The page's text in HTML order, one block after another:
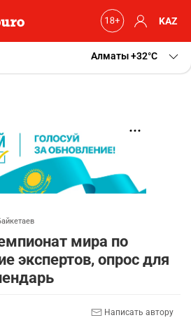
KAZ
Алматы+32 C
мира по
экспертов, опрос для
Написать автору